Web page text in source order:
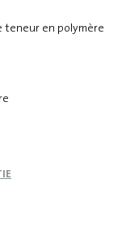
teneur en polymère